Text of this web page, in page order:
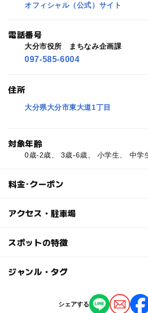
オフィシャル（公式）サイト
電話番号
大分市役所 まちなみ企画課
097-585-6004
住所
大分県大分市東大道1丁目
対象年齢
0歳-2歳、 3歳-6歳、 小学生、 中学
料金･クーポン
子供の料金
アクセス・駐車場
近くの駅
スポットの特徴
駐車場あり
ー 託児所
ジャンル・タグ
シェアする